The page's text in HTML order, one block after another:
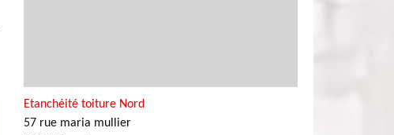
Etanchéité toiture Nord
57 rue maria mullier